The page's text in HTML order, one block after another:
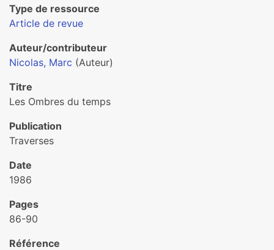
Type de ressource
Article de revue
Auteur/contributeur
Nicolas, Marc (Auteur)
Titre
Les Ombres du temps
Publication
Traverses
Date
1986
Pages
86-90
Référence